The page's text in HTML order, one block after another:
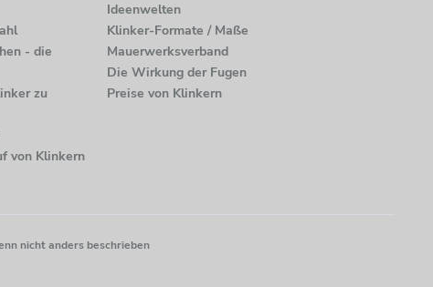
- die
zu
von Klinkern
Ideenwelten
Klinker-Formate / Maße
Mauerwerksverband
Die Wirkung der Fugen
Preise von Klinkern
nicht anders beschrieben